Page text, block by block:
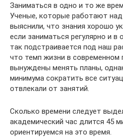
Заниматься в одно и то же
Ученые, которые работают
выяснили, что знания хорошо
если заниматься регулярно и
так подстраивается под наш
что темп жизни в
вынуждены менять планы,
минимума сократить все
отвлекали от занятий.
Сколько времени следует
академический час длится 45
ориентируемся на это время.